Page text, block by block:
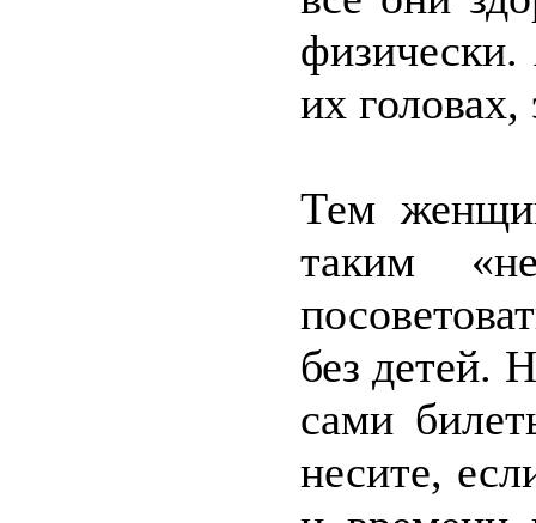
их головах,
Тем
таким
без детей.
сами
несите,